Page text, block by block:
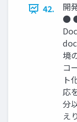
42.
開
●
境
コ
ト
応
分
え